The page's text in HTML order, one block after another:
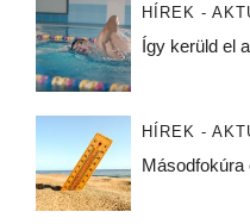
HÍREK -
Így kerüld el
HÍREK -